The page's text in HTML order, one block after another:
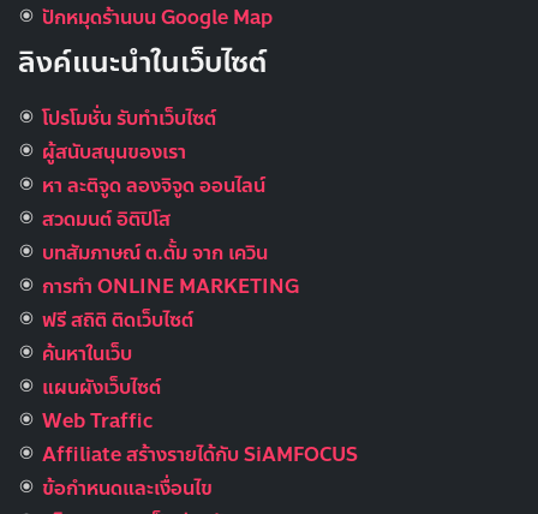
ปักหมุดร้านบน Google Map
ลิงค์แนะนำในเว็บไซต์
โปรโมชั่น รับทำเว็บไซต์
ผู้สนับสนุนของเรา
หา ละติจูด ลองจิจูด ออนไลน์
สวดมนต์ อิติปิโส
บทสัมภาษณ์ ต.ตั้ม จาก เควิน
การทำ ONLINE MARKETING
ฟรี สถิติ ติดเว็บไซต์
ค้นหาในเว็บ
แผนผังเว็บไซต์
Web Traffic
Affiliate สร้างรายได้กับ SiAMFOCUS
ข้อกำหนดและเงื่อนไข